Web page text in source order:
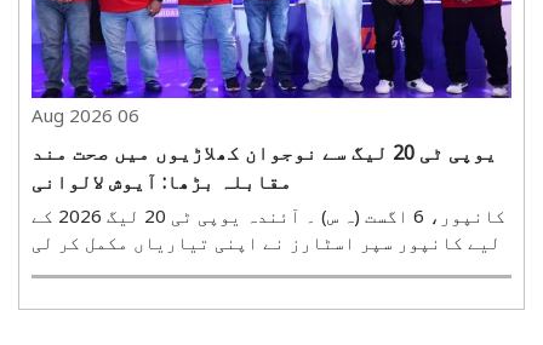
06 Aug 2026
یوپی ٹی 20 لیگ سے نوجوان کھلاڑیوں میں صحت مند
مقابلہ بڑھا: آیوش لالوانی
کانپور، 6 اگست (ہ س) ۔ آئندہ یوپی ٹی 20 لیگ 2026 کے
لیے کانپور سپر اسٹارز نے اپنی تیاریاں مکمل کر لی
ہیں۔ ٹیم 15 اگست کو لکھنو¿ کے بھارت رتن شری اٹل